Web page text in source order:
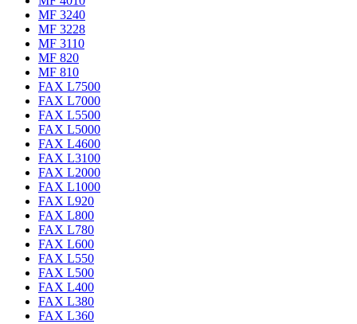
MF 3240
MF 3228
MF 3110
MF 820
MF 810
FAX L7500
FAX L7000
FAX L5500
FAX L5000
FAX L4600
FAX L3100
FAX L2000
FAX L1000
FAX L920
FAX L800
FAX L780
FAX L600
FAX L550
FAX L500
FAX L400
FAX L380
FAX L360